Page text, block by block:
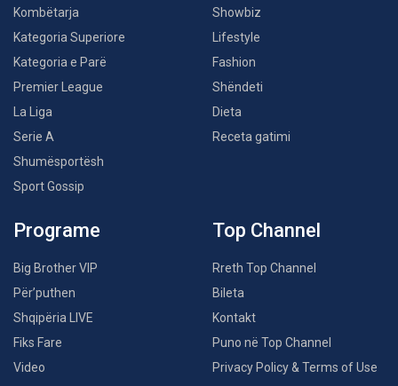
Kombëtarja
Kategoria Superiore
Kategoria e Parë
Premier League
La Liga
Serie A
Shumësportësh
Sport Gossip
Showbiz
Lifestyle
Fashion
Shëndeti
Dieta
Receta gatimi
Programe
Big Brother VIP
Për’puthen
Shqipëria LIVE
Fiks Fare
Video
Top Channel
Rreth Top Channel
Bileta
Kontakt
Puno në Top Channel
Privacy Policy & Terms of Use